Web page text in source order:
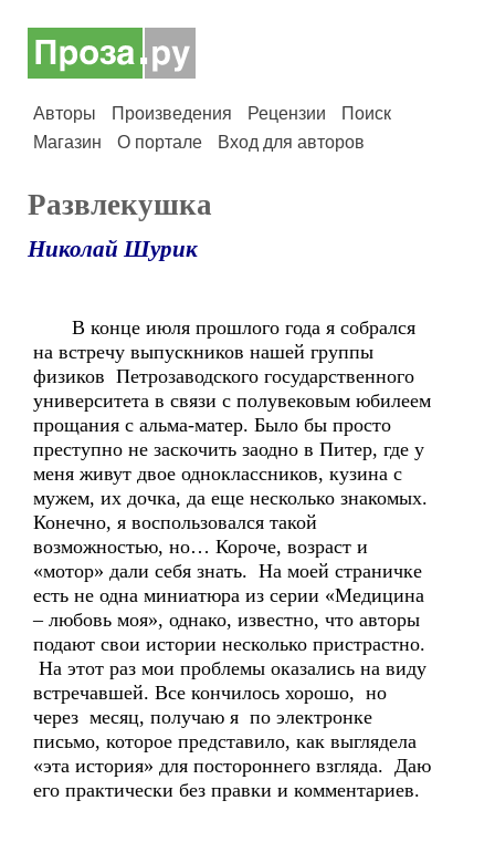
Авторы Произведения Рецензии
Поиск
Магазин
О портале Вход для авторов
Развлекушка
Николай Шурик
В конце июля прошлого года я собрался
на встречу выпускников нашей группы
физиков Петрозаводского государственного
университета в связи с полувековым юбилеем
прощания с альма-матер. Было бы просто
преступно не заскочить заодно в Питер, где у
меня живут двое одноклассников, кузина с
мужем, их дочка, да еще несколько знакомых.
Конечно, я воспользовался такой
возможностью, но… Короче, возраст и
«мотор» дали себя знать. На моей страничке
есть не одна миниатюра из серии «Медицина
– любовь моя», однако, известно, что авторы
подают свои истории несколько пристрастно.
На этот раз мои проблемы оказались на виду
встречавшей. Все кончилось хорошо, но
через месяц, получаю я по электронке
письмо, которое представило, как выглядела
«эта история» для постороннего взгляда. Даю
его практически без правки и комментариев.